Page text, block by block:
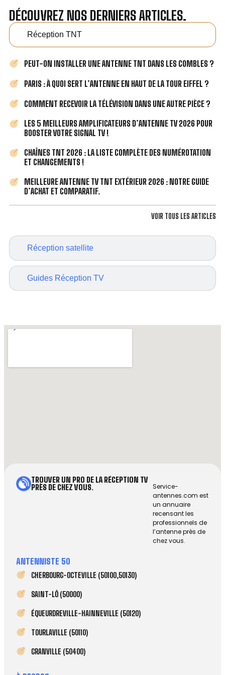
DÉCOUVREZ NOS DERNIERS ARTICLES.
Réception TNT
Réception satellite
Guides Réception TV
PEUT-ON INSTALLER UNE ANTENNE TNT DANS LES COMBLES ?
PARIS : À QUOI SERT L’ANTENNE EN HAUT DE LA TOUR EIFFEL ?
COMMENT RECEVOIR LA TÉLÉVISION DANS UNE AUTRE PIÈCE ?
LES 5 MEILLEURS AMPLIFICATEURS D’ANTENNE TV 2026 POUR
BOOSTER VOTRE SIGNAL TV !
CHAÎNES TNT 2026 : LA LISTE COMPLÈTE DES NUMÉROTATION
ET CHANGEMENTS !
MEILLEURE ANTENNE TV TNT EXTÉRIEUR 2026 : NOTRE GUIDE
D’ACHAT ET COMPARATIF.
VOIR TOUS LES ARTICLES
TROUVER UN PRO DE LA RÉCEPTION TV
PRÈS DE CHEZ VOUS.
Service-
antennes.com est
un annuaire
recensant les
professionnels de
l’antenne près de
chez vous.
ANTENNISTE 50
CHERBOURG-OCTEVILLE (50100,50130)
SAINT-LÔ (50000)
ÉQUEURDREVILLE-HAINNEVILLE (50120)
TOURLAVILLE (50110)
GRANVILLE (50400)